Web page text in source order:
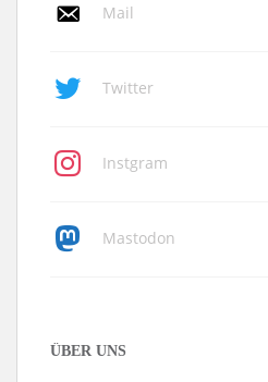
Mail
Twitter
Instgram
Mastodon
ÜBER UNS